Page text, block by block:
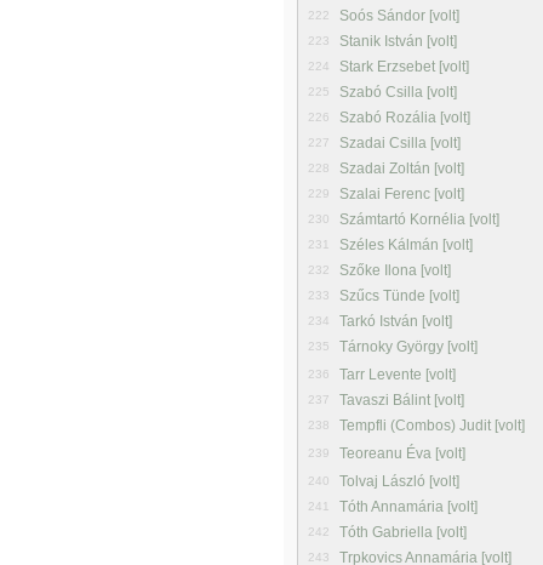
222 Soós Sándor [volt]
223 Stanik István [volt]
224 Stark Erzsebet [volt]
225 Szabó Csilla [volt]
226 Szabó Rozália [volt]
227 Szadai Csilla [volt]
228 Szadai Zoltán [volt]
229 Szalai Ferenc [volt]
230 Számtartó Kornélia [volt]
231 Széles Kálmán [volt]
232 Szőke Ilona [volt]
233 Szűcs Tünde [volt]
234 Tarkó István [volt]
235 Tárnoky György [volt]
236 Tarr Levente [volt]
237 Tavaszi Bálint [volt]
238 Tempfli (Combos) Judit [volt]
239 Teoreanu Éva [volt]
240 Tolvaj László [volt]
241 Tóth Annamária [volt]
242 Tóth Gabriella [volt]
243 Trpkovics Annamária [volt]